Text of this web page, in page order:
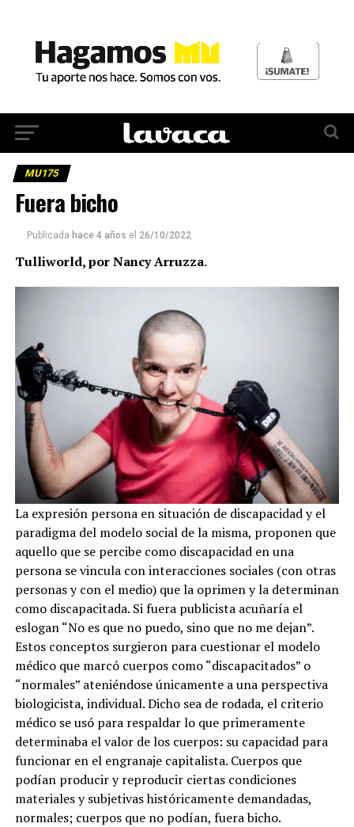
MU175
Fuera bicho
Publicada hace 4 años el 26/10/2022
Tulliworld, por Nancy Arruzza.
La expresión persona en situación de discapacidad y el
paradigma del modelo social de la misma, proponen que
aquello que se percibe como discapacidad en una
persona se vincula con interacciones sociales (con otras
personas y con el medio) que la oprimen y la determinan
como discapacitada. Si fuera publicista acuñaría el
eslogan “No es que no puedo, sino que no me dejan”.
Estos conceptos surgieron para cuestionar el modelo
médico que marcó cuerpos como “discapacitados” o
“normales” ateniéndose únicamente a una perspectiva
biologicista, individual. Dicho sea de rodada, el criterio
médico se usó para respaldar lo que primeramente
determinaba el valor de los cuerpos: su capacidad para
funcionar en el engranaje capitalista. Cuerpos que
podían producir y reproducir ciertas condiciones
materiales y subjetivas históricamente demandadas,
normales; cuerpos que no podían, fuera bicho.